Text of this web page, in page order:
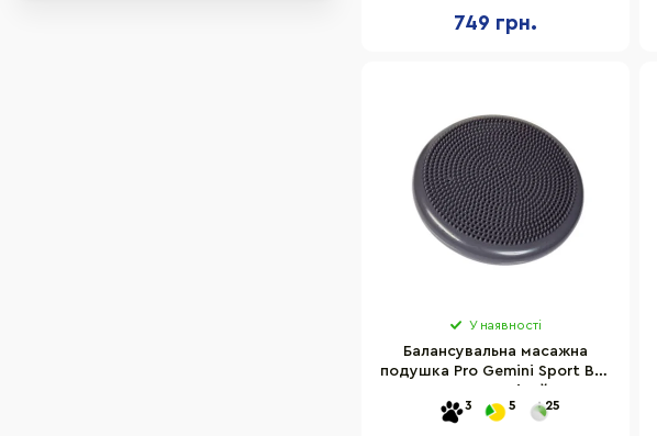
749 грн.
У наявності
Балансувальна масажна
подушка Pro Gemini Sport BC-
3 5 25